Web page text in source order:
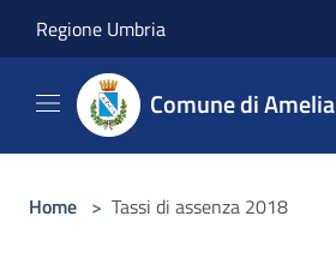
Regione Umbria
Comune di Amelia
Home > Tassi di assenza 2018